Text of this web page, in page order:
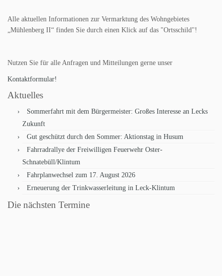
Alle aktuellen Informationen zur Vermarktung des Wohngebietes
„Mühlenberg II“ finden Sie durch einen Klick auf das "Ortsschild"!
Nutzen Sie für alle Anfragen und Mitteilungen gerne unser
Kontaktformular!
Aktuelles
Sommerfahrt mit dem Bürgermeister: Großes Interesse an Lecks
Zukunft
Gut geschützt durch den Sommer: Aktionstag in Husum
Fahrradrallye der Freiwilligen Feuerwehr Oster-
Schnatebüll/Klintum
Fahrplanwechsel zum 17. August 2026
Erneuerung der Trinkwasserleitung in Leck-Klintum
Die nächsten Termine